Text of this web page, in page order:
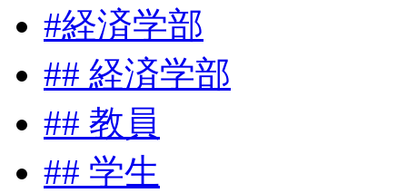
#経済学部
## 経済学部
## 教員
## 学生